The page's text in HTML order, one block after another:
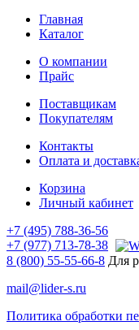
Главная
Каталог
О компании
Прайс
Поставщикам
Покупателям
Контакты
Оплата и
Корзина
Личный кабинет
+7 (495) 788-36-56
+7 (977) 713-78-38
8 (800) 55-55-66-8 Для
mail@lider-s.ru
Политика обработки